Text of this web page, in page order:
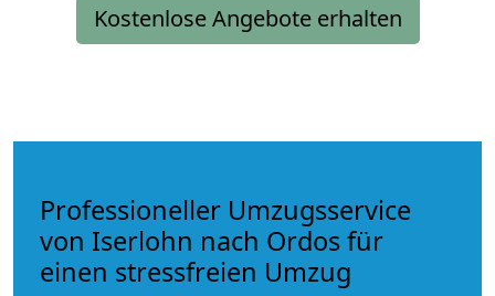
Kostenlose Angebote erhalten
Professioneller Umzugsservice
von Iserlohn nach Ordos für
einen stressfreien Umzug